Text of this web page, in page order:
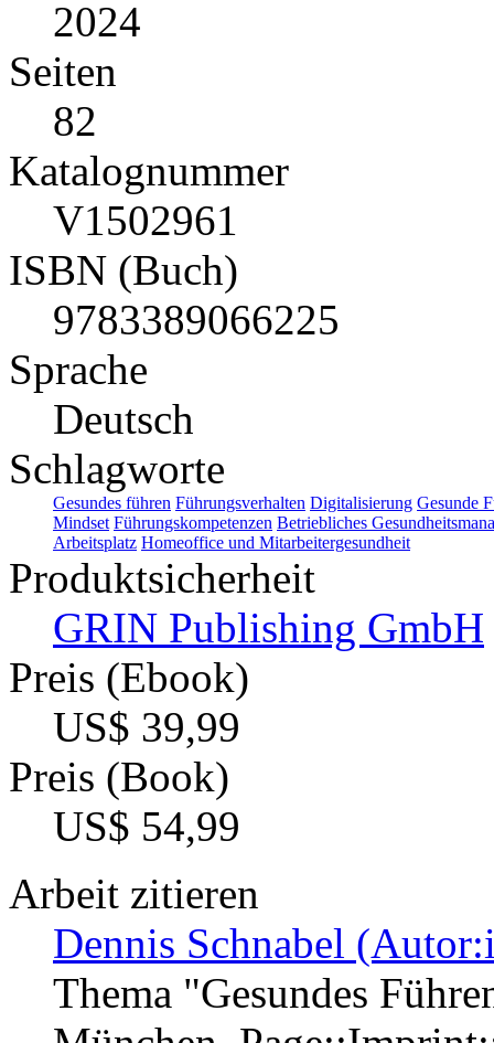
2024
Seiten
82
Katalognummer
V1502961
ISBN (Buch)
9783389066225
Sprache
Deutsch
Schlagworte
Gesundes führen Führungsverhalten Digitalisierung Gesunde
Mindset Führungskompetenzen Betriebliches
Arbeitsplatz Homeoffice und Mitarbeitergesundheit
Produktsicherheit
GRIN Publishing GmbH
Preis (Ebook)
US$ 39,99
Preis (Book)
US$ 54,99
Arbeit zitieren
Dennis Schnabel
Thema "Gesundes